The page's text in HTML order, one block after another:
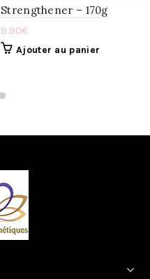
Strengthener – 170g
9.90€
Ajouter au panier